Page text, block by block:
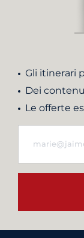
Gli itinerari
Dei
Le offerte